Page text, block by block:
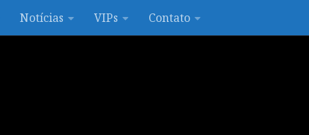
Notícias VIPs Contato